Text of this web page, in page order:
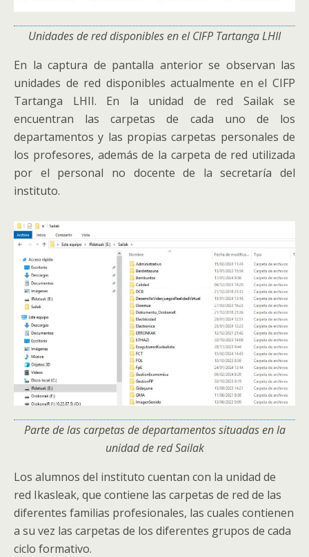
Unidades de red disponibles en el CIFP Tartanga LHII
En la captura de pantalla anterior se observan las
unidades de red disponibles actualmente en el CIFP
Tartanga LHII. En la unidad de red Sailak se
encuentran las carpetas de cada uno de los
departamentos y las propias carpetas personales de
los profesores, además de la carpeta de red utilizada
por el personal no docente de la secretaría del
instituto.
Parte de las carpetas de departamentos situadas en la
unidad de red Sailak
Los alumnos del instituto cuentan con la unidad de
red Ikasleak, que contiene las carpetas de red de las
diferentes familias profesionales, las cuales contienen
a su vez las carpetas de los diferentes grupos de cada
ciclo formativo.